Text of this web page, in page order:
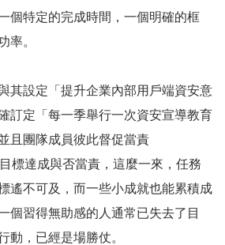
個特定的完成時間，一個明確的框
率。
其設定「提升企業內部用戶端資安意
訂定「每一季舉行一次資安宣導教育
且團隊成員彼此督促當責
標達成與否當責，這麼一來，任務
遙不可及，而一些小成就也能累積成
個習得無助感的人通常已失去了目
動，已經是場勝仗。